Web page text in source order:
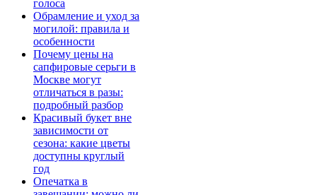
голоса
Обрамление и уход за
могилой: правила и
особенности
Почему цены на
сапфировые серьги в
Москве могут
отличаться в разы:
подробный разбор
Красивый букет вне
зависимости от
сезона: какие цветы
доступны круглый
год
Опечатка в